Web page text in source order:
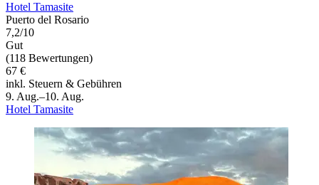
Hotel Tamasite
Puerto del Rosario
7,2/10
Gut
(118 Bewertungen)
67 €
inkl. Steuern & Gebühren
9. Aug.–10. Aug.
Hotel Tamasite